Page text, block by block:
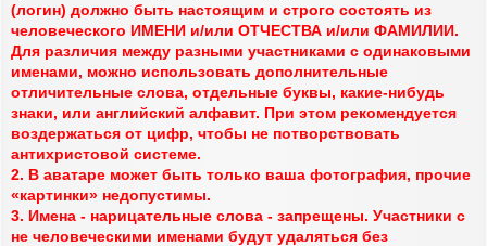
(логин) должно быть настоящим и строго состоять из
человеческого ИМЕНИ и/или ОТЧЕСТВА и/или ФАМИЛИИ.
Для различия между разными участниками с одинаковыми
именами, можно использовать дополнительные
отличительные слова, отдельные буквы, какие-нибудь
знаки, или английский алфавит. При этом рекомендуется
воздержаться от цифр, чтобы не потворствовать
антихристовой системе.
2. В аватаре может быть только ваша фотография, прочие
«картинки» недопустимы.
3. Имена - нарицательные слова - запрещены. Участники с
не человеческими именами будут удаляться без